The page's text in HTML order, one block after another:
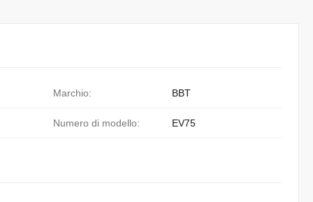
Marchio: BBT
Numero di modello: EV75